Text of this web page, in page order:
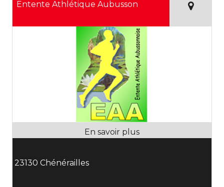
Entente Athlétique Aubusson
23130 Chénérailles